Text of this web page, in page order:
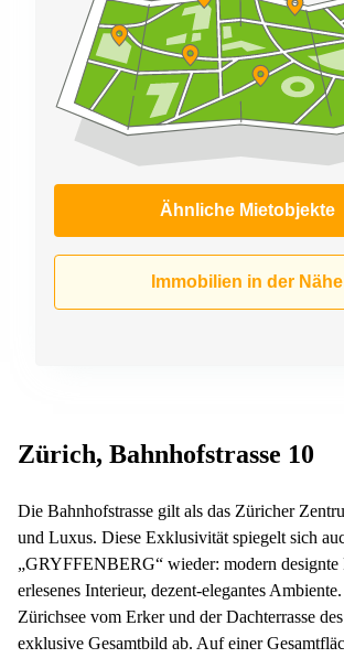
Ähnliche Mietobjekte
Immobilien in der Nähe
Zürich, Bahnhofstrasse 10
Die Bahnhofstrasse gilt als das Züricher
und Luxus. Diese Exklusivität spiegelt sich
„GRYFFENBERG“ wieder: modern designte
erlesenes Interieur, dezent-elegantes
Zürichsee vom Erker und der Dachterrasse
exklusive Gesamtbild ab. Auf einer